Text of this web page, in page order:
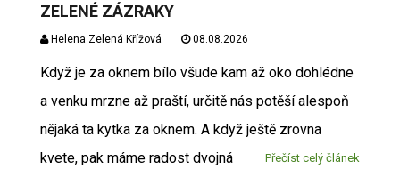
ZELENÉ ZÁZRAKY
Helena Zelená Křížová 08.08.2026
Když je za oknem bílo všude kam až oko dohlédne
a venku mrzne až praští, určitě nás potěší alespoň
nějaká ta kytka za oknem. A když ještě zrovna
kvete, pak máme radost dvojná
Přečíst celý článek